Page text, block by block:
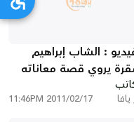
: الشاب إبراهيم
يروي قصة معاناته
اعتداء الشرطة عليه
يافا 2011/02/17 11:46PM